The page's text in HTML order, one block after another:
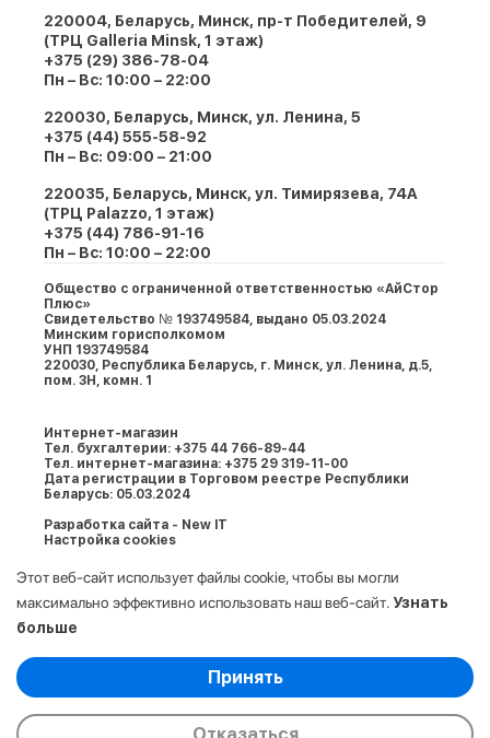
220004, Беларусь, Минск, пр-т Победителей, 9
(ТРЦ Galleria Minsk, 1 этаж)
+375 (29) 386-78-04
Пн – Вс: 10:00 – 22:00
220030, Беларусь, Минск, ул. Ленина, 5
+375 (44) 555-58-92
Пн – Вс: 09:00 – 21:00
220035, Беларусь, Минск, ул. Тимирязева, 74A
(ТРЦ Palazzo, 1 этаж)
+375 (44) 786-91-16
Пн – Вс: 10:00 – 22:00
Общество с ограниченной ответственностью «АйСтор
Плюс»
Свидетельство № 193749584, выдано 05.03.2024
Минским горисполкомом
УНП 193749584
220030, Республика Беларусь, г. Минcк, ул. Ленина, д.5,
пом. 3Н, комн. 1
Интернет-магазин
Тел. бухгалтерии: +375 44 766-89-44
Тел. интернет-магазина: +375 29 319-11-00
Дата регистрации в Торговом реестре Республики
Беларусь: 05.03.2024
Разработка сайта - New IT
Настройка cookies
193749584. Все права защищены.
Этот веб-сайт использует файлы cookie, чтобы вы могли
максимально эффективно использовать наш веб-сайт. Узнать
больше
Выберите настройки cookie
Аналитические/Функциональные
Принять